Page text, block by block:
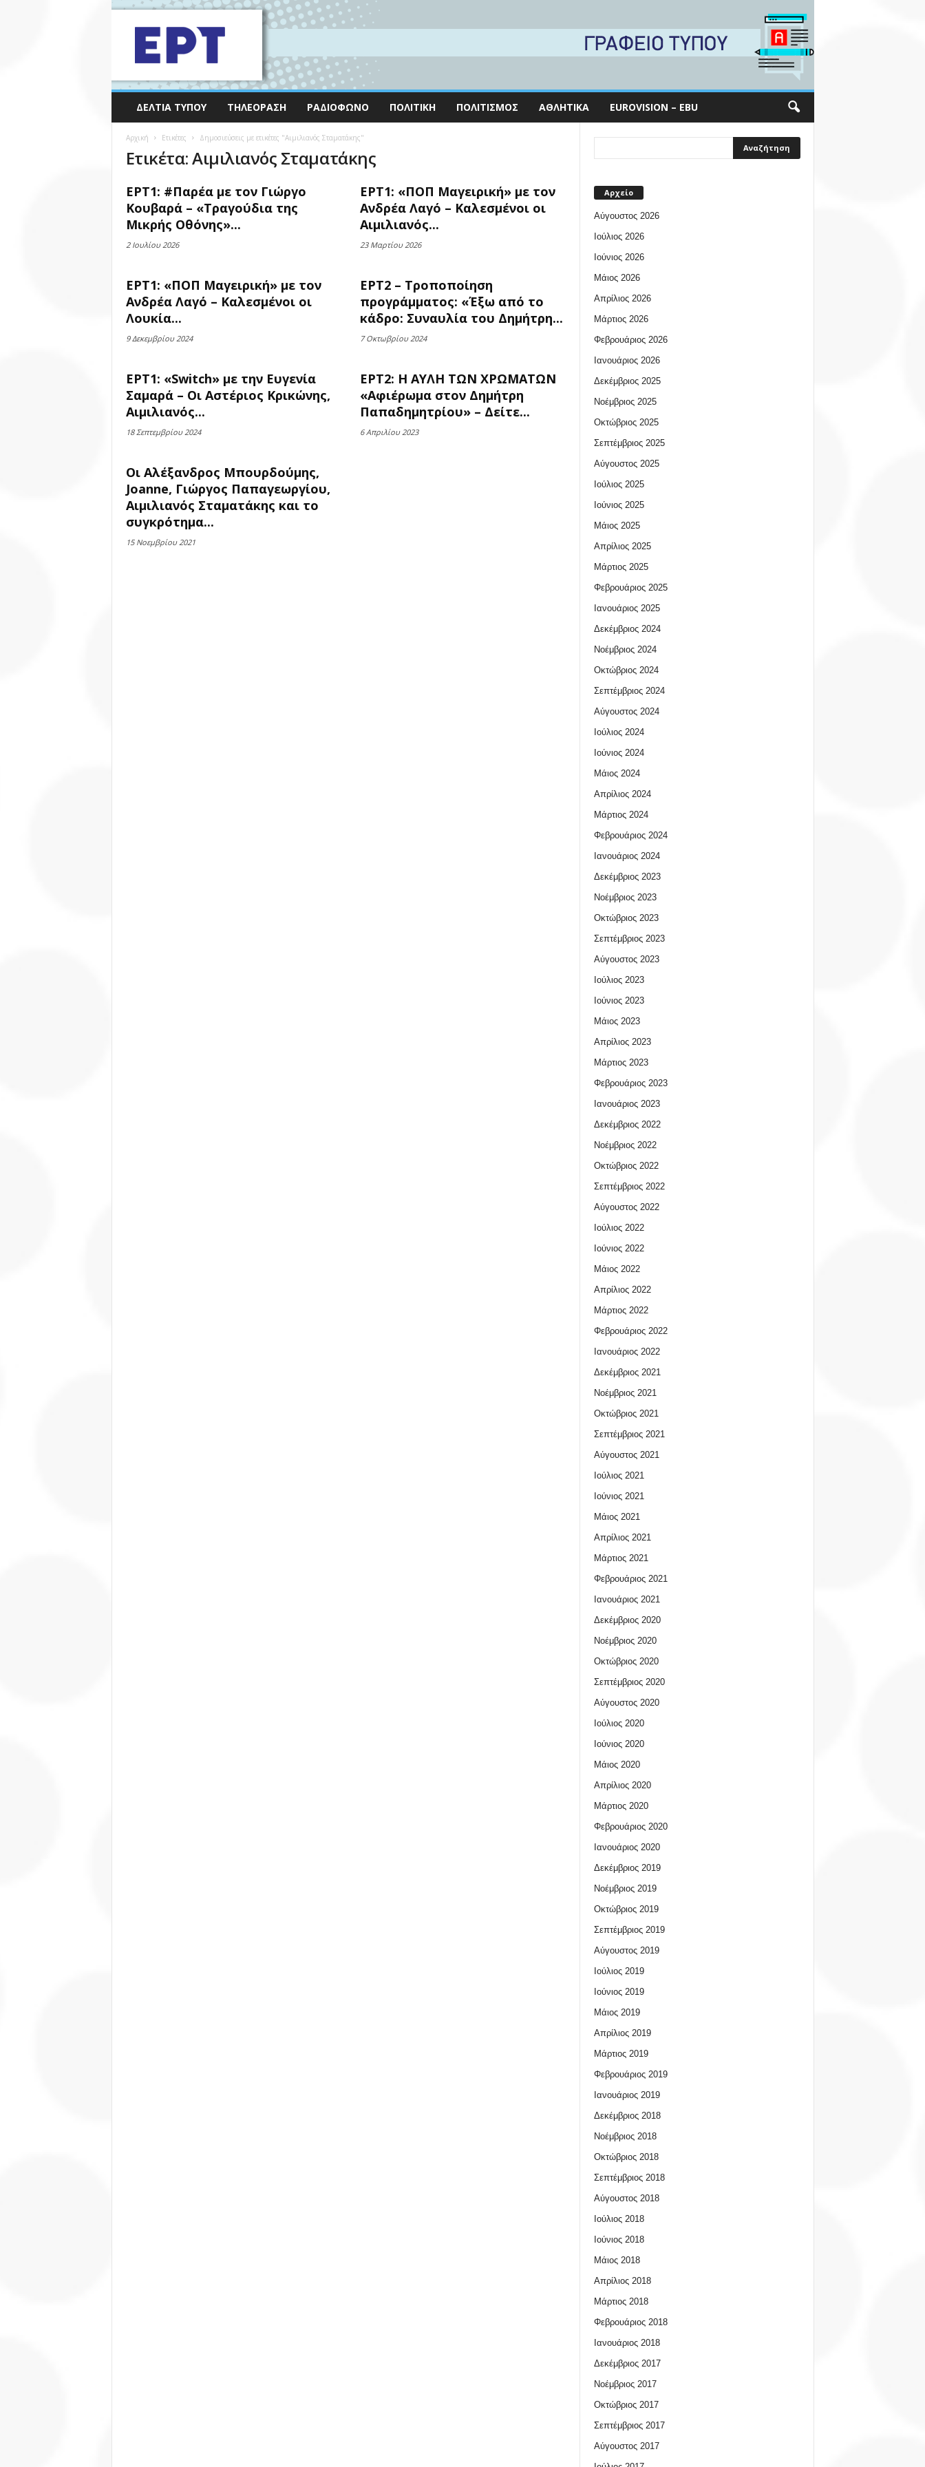
ΔΕΛΤΊΑ ΤΎΠΟΥ ΤΗΛΕΌΡΑΣΗ ΡΑΔΙΌΦΩΝΟ ΠΟΛΙΤΙΚΉ ΠΟΛΙΤΙΣΜΌΣ ΑΘΛΗΤΙΚΆ EUROVISION – EBU
Αρχική Ετικέτες Δημοσιεύσεις με ετικέτες "Αιμιλιανός Σταματάκης"
Ετικέτα: Αιμιλιανός Σταματάκης
ΕΡΤ1: #Παρέα με τον Γιώργο
Κουβαρά – «Τραγούδια της
Μικρής Οθόνης»...
2 Ιουλίου 2026
ΕΡΤ1: «ΠΟΠ Μαγειρική» με τον
Ανδρέα Λαγό – Καλεσμένοι οι
Αιμιλιανός...
23 Μαρτίου 2026
ΕΡΤ1: «ΠΟΠ Μαγειρική» με τον
Ανδρέα Λαγό – Καλεσμένοι οι
Λουκία...
9 Δεκεμβρίου 2024
ΕΡΤ2 – Τροποποίηση
προγράμματος: «Έξω από το
κάδρο: Συναυλία του Δημήτρη...
7 Οκτωβρίου 2024
ΕΡΤ1: «Switch» με την Ευγενία
Σαμαρά – Οι Αστέριος Κρικώνης,
Αιμιλιανός...
18 Σεπτεμβρίου 2024
ΕΡΤ2: Η ΑΥΛΗ ΤΩΝ ΧΡΩΜΑΤΩΝ
«Αφιέρωμα στον Δημήτρη
Παπαδημητρίου» – Δείτε...
6 Απριλίου 2023
Οι Αλέξανδρος Μπουρδούμης,
Joanne, Γιώργος Παπαγεωργίου,
Αιμιλιανός Σταματάκης και το
συγκρότημα...
15 Νοεμβρίου 2021
Αρχείο
Αύγουστος 2026
Ιούλιος 2026
Ιούνιος 2026
Μάιος 2026
Απρίλιος 2026
Μάρτιος 2026
Φεβρουάριος 2026
Ιανουάριος 2026
Δεκέμβριος 2025
Νοέμβριος 2025
Οκτώβριος 2025
Σεπτέμβριος 2025
Αύγουστος 2025
Ιούλιος 2025
Ιούνιος 2025
Μάιος 2025
Απρίλιος 2025
Μάρτιος 2025
Φεβρουάριος 2025
Ιανουάριος 2025
Δεκέμβριος 2024
Νοέμβριος 2024
Οκτώβριος 2024
Σεπτέμβριος 2024
Αύγουστος 2024
Ιούλιος 2024
Ιούνιος 2024
Μάιος 2024
Απρίλιος 2024
Μάρτιος 2024
Φεβρουάριος 2024
Ιανουάριος 2024
Δεκέμβριος 2023
Νοέμβριος 2023
Οκτώβριος 2023
Σεπτέμβριος 2023
Αύγουστος 2023
Ιούλιος 2023
Ιούνιος 2023
Μάιος 2023
Απρίλιος 2023
Μάρτιος 2023
Φεβρουάριος 2023
Ιανουάριος 2023
Δεκέμβριος 2022
Νοέμβριος 2022
Οκτώβριος 2022
Σεπτέμβριος 2022
Αύγουστος 2022
Ιούλιος 2022
Ιούνιος 2022
Μάιος 2022
Απρίλιος 2022
Μάρτιος 2022
Φεβρουάριος 2022
Ιανουάριος 2022
Δεκέμβριος 2021
Νοέμβριος 2021
Οκτώβριος 2021
Σεπτέμβριος 2021
Αύγουστος 2021
Ιούλιος 2021
Ιούνιος 2021
Μάιος 2021
Απρίλιος 2021
Μάρτιος 2021
Φεβρουάριος 2021
Ιανουάριος 2021
Δεκέμβριος 2020
Νοέμβριος 2020
Οκτώβριος 2020
Σεπτέμβριος 2020
Αύγουστος 2020
Ιούλιος 2020
Ιούνιος 2020
Μάιος 2020
Απρίλιος 2020
Μάρτιος 2020
Φεβρουάριος 2020
Ιανουάριος 2020
Δεκέμβριος 2019
Νοέμβριος 2019
Οκτώβριος 2019
Σεπτέμβριος 2019
Αύγουστος 2019
Ιούλιος 2019
Ιούνιος 2019
Μάιος 2019
Απρίλιος 2019
Μάρτιος 2019
Φεβρουάριος 2019
Ιανουάριος 2019
Δεκέμβριος 2018
Νοέμβριος 2018
Οκτώβριος 2018
Σεπτέμβριος 2018
Αύγουστος 2018
Ιούλιος 2018
Ιούνιος 2018
Μάιος 2018
Απρίλιος 2018
Μάρτιος 2018
Φεβρουάριος 2018
Ιανουάριος 2018
Δεκέμβριος 2017
Νοέμβριος 2017
Οκτώβριος 2017
Σεπτέμβριος 2017
Αύγουστος 2017